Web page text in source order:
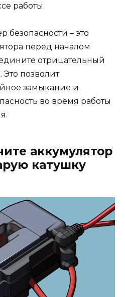
работы.
безопасности – это
перед началом
отрицательный
Это позволит
замыкание и
во время работы
аккумулятор
катушку